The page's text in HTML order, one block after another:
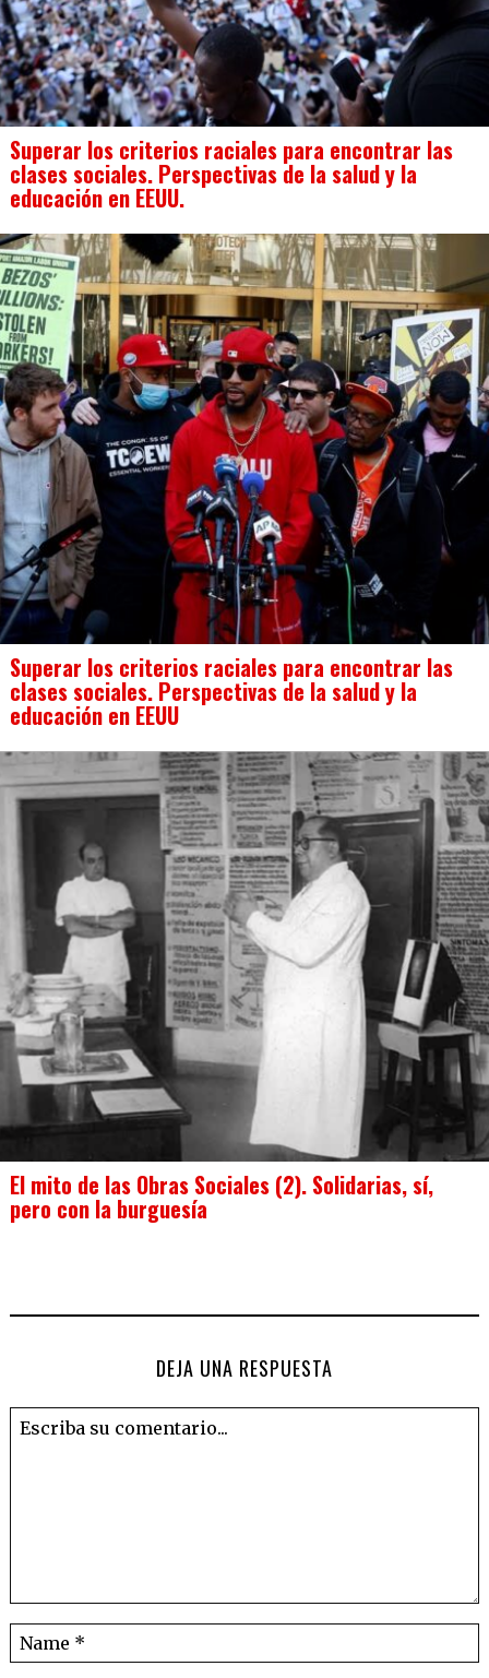
Superar los criterios raciales para encontrar las
clases sociales. Perspectivas de la salud y la
educación en EEUU.
Superar los criterios raciales para encontrar las
clases sociales. Perspectivas de la salud y la
educación en EEUU
El mito de las Obras Sociales (2). Solidarias, sí,
pero con la burguesía
DEJA UNA RESPUESTA